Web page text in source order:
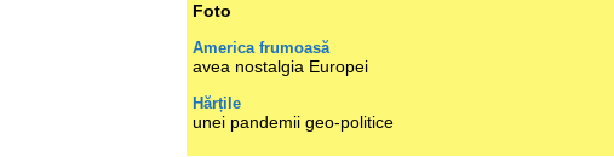
Foto
America frumoasă
avea nostalgia Europei
Hărțile
unei pandemii geo-politice